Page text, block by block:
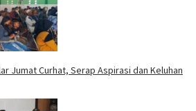
Jumat Curhat, Serap Aspirasi dan Keluhan